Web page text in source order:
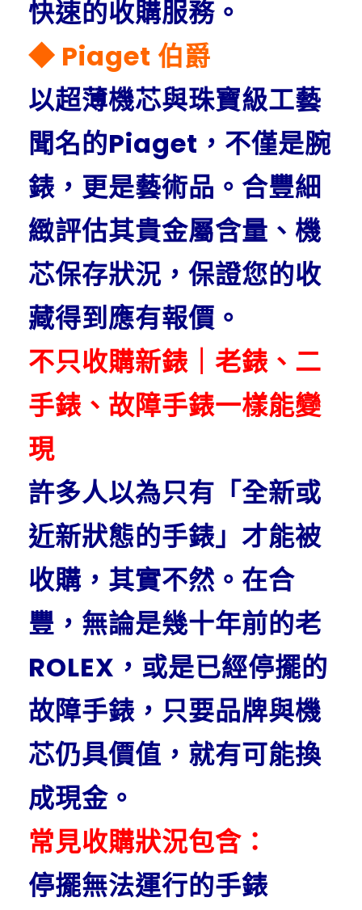
快速的收購服務。
◆ Piaget 伯爵
以超薄機芯與珠寶級工藝
聞名的Piaget，不僅是腕
錶，更是藝術品。合豐細
緻評估其貴金屬含量、機
芯保存狀況，保證您的收
藏得到應有報價。
不只收購新錶｜老錶、二
手錶、故障手錶一樣能變
現
許多人以為只有「全新或
近新狀態的手錶」才能被
收購，其實不然。在合
豐，無論是幾十年前的老
ROLEX，或是已經停擺的
故障手錶，只要品牌與機
芯仍具價值，就有可能換
成現金。
常見收購狀況包含：
停擺無法運行的手錶